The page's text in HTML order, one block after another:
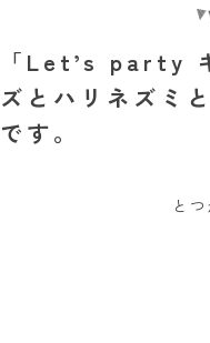
「Let’s party
ズとハリネズミ
です。
と